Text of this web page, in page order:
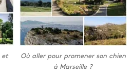
et
Où aller pour promener son chien
à Marseille ?